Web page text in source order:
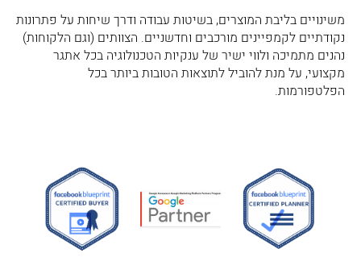
משינויים בליבת המוצרים, בשיטות עבודה ודרך שיחות על פתרונות
נקודתיים לקמפיינים מורכבים וחדשניים. הצוותים (וגם הלקוחות)
נהנים מתמיכה ולווי ישיר של ענקיות הטכנולוגיה בכל אתגר
מקצועי, על מנת להוביל לתוצאות הטובות ביותר בכל
הפלטפורמות.